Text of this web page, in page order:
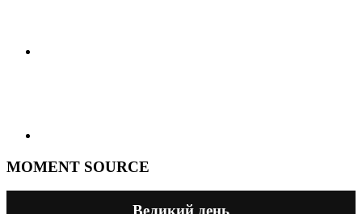
MOMENT SOURCE
Великий день